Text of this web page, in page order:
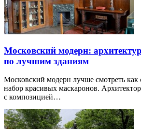
Московский модерн:
по лучшим зданиям
Московский модерн лучше смотреть как
набор красивых маскаронов.
с композицией…